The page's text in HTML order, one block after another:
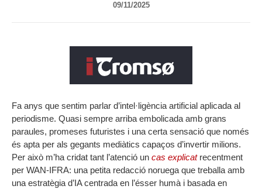
09/11/2025
Fa anys que sentim parlar d’intel·ligència artificial aplicada al
periodisme. Quasi sempre arriba embolicada amb grans
paraules, promeses futuristes i una certa sensació que només
és apta per als gegants mediàtics capaços d’invertir milions.
Per això m’ha cridat tant l’atenció un cas explicatrecentment
per WAN-IFRA: una petita redacció noruega que treballa amb
una estratègia d’IA centrada en l’ésser humà i basada en